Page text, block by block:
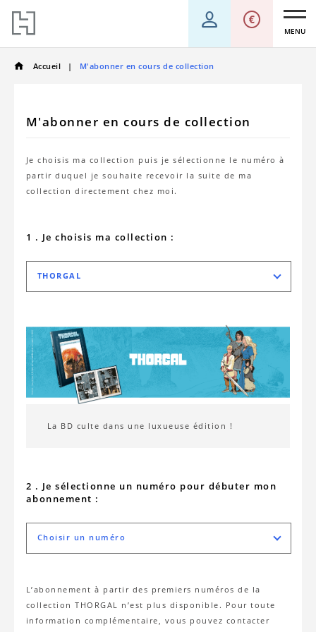
MENU
Accueil M'abonner en cours de collection
M'abonner en cours de collection
Je choisis ma collection puis je sélectionne le numéro à
partir duquel je souhaite recevoir la suite de ma
collection directement chez moi.
1 . Je choisis ma collection :
THORGAL
La BD culte dans une luxueuse édition !
2 . Je sélectionne un numéro pour débuter mon
abonnement :
Choisir un numéro
L’abonnement à partir des premiers numéros de la
collection THORGAL n’est plus disponible. Pour toute
information complémentaire, vous pouvez contacter